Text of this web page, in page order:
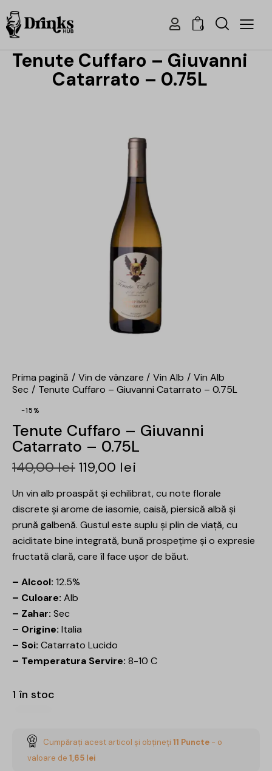
0
Tenute Cuffaro – Giuvanni
Catarrato – 0.75L
Prima pagină Vin de vânzare Vin Alb
Vin Alb
Sec
Tenute Cuffaro – Giuvanni Catarrato – 0.75L
-15%
Tenute Cuffaro – Giuvanni
Catarrato – 0.75L
140,00lei 119,00 lei
Un vin alb proaspăt și echilibrat, cu note florale
discrete și arome de iasomie, caisă, piersică albă și
prună galbenă. Gustul este suplu și plin de viață, cu
aciditate bine integrată, bună prospețime și o expresie
fructată clară, care îl face ușor de băut.
– Alcool: 12.5%
– Culoare: Alb
– Zahar: Sec
– Origine: Italia
– Soi: Catarrato Lucido
– Temperatura Servire: 8-10 C
1 în stoc
Cumpărați acest articol și obțineți 11 Puncte - o
valoare de 1,65 lei